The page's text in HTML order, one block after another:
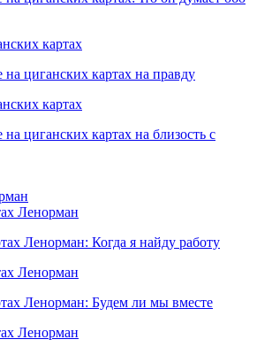
картах
циганских картах на правду
картах
циганских картах на близость с
Ленорман
Ленорман: Когда я найду работу
Ленорман
Ленорман: Будем ли мы вместе
Ленорман